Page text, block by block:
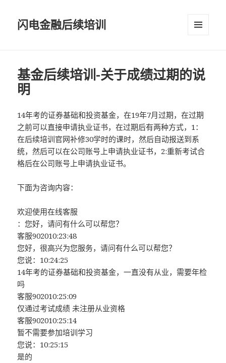
闪电金融后续培训
基金后续培训-关于成绩过期的说
明
14年考的证券基础和投资基金，在19年7月过期，在过期
之前可以直接申请执业证书，在过期后有两种方式，1：
在后续培训官网补修30学时的课时，然后自动报送到系
统，然后可以在公司账号上申请执业证书，2:重新考试合
格后在公司账号上申请执业证书。
下面为咨询内容：
欢迎使用在线客服
：您好，请问有什么可以帮您？
客服902010:23:48
您好，很高兴为您服务，请问有什么可以帮您？
您说：10:24:25
14年考的证券基础和投资基金，一直没有从业，需要年检
吗
客服902010:25:09
仅通过考试成绩 未注册从业资格
客服902010:25:14
暂不需要参加培训学习
您说：10:25:15
是的